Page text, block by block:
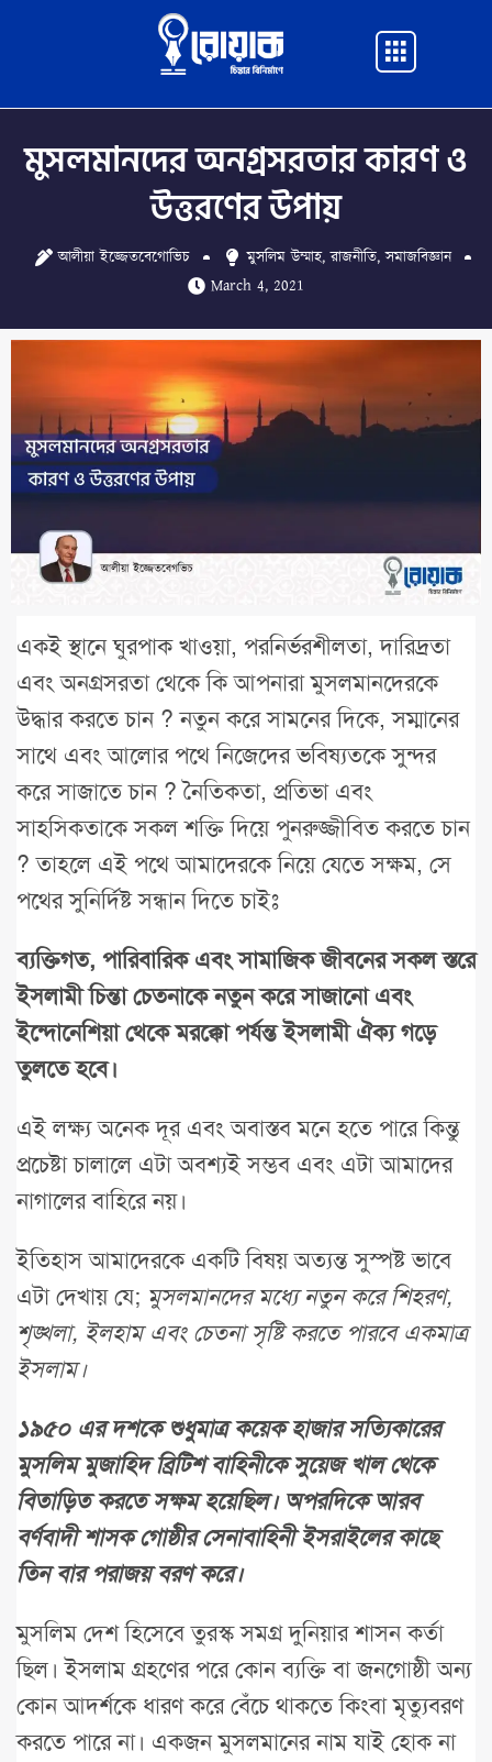
Main
মুসলমানদের অনগ্রসরতার কারণ ও
উত্তরণের উপায়
আলীয়া ইজ্জেতবেগোভিচ মুসলিম উম্মাহ,রাজনীতি,সমাজবিজ্ঞান
March 4, 2021
একই স্থানে ঘুরপাক খাওয়া, পরনির্ভরশীলতা, দারিদ্রতা
এবং অনগ্রসরতা থেকে কি আপনারা মুসলমানদেরকে
উদ্ধার করতে চান ? নতুন করে সামনের দিকে, সম্মানের
সাথে এবং আলোর পথে নিজেদের ভবিষ্যতকে সুন্দর
করে সাজাতে চান ? নৈতিকতা, প্রতিভা এবং
সাহসিকতাকে সকল শক্তি দিয়ে পুনরুজ্জীবিত করতে চান
? তাহলে এই পথে আমাদেরকে নিয়ে যেতে সক্ষম, সে
পথের সুনির্দিষ্ট সন্ধান দিতে চাইঃ
ব্যক্তিগত, পারিবারিক এবং সামাজিক জীবনের সকল স্তরে
ইসলামী চিন্তা চেতনাকে নতুন করে সাজানো এবং
ইন্দোনেশিয়া থেকে মরক্কো পর্যন্ত ইসলামী ঐক্য গড়ে
তুলতে হবে।
এই লক্ষ্য অনেক দূর এবং অবাস্তব মনে হতে পারে কিন্তু
প্রচেষ্টা চালালে এটা অবশ্যই সম্ভব এবং এটা আমাদের
নাগালের বাহিরে নয়।
ইতিহাস আমাদেরকে একটি বিষয় অত্যন্ত সুস্পষ্ট ভাবে
এটা দেখায় যে; মুসলমানদের মধ্যে নতুন করে শিহরণ,
শৃঙ্খলা, ইলহাম এবং চেতনা সৃষ্টি করতে পারবে একমাত্র
ইসলাম।
১৯৫০ এর দশকে শুধুমাত্র কয়েক হাজার সত্যিকারের
মুসলিম মুজাহিদ ব্রিটিশ বাহিনীকে সুয়েজ খাল থেকে
বিতাড়িত করতে সক্ষম হয়েছিল। অপরদিকে আরব
বর্ণবাদী শাসক গোষ্ঠীর সেনাবাহিনী ইসরাইলের কাছে
তিন বার পরাজয় বরণ করে।
মুসলিম দেশ হিসেবে তুরস্ক সমগ্র দুনিয়ার শাসন কর্তা
ছিল। ইসলাম গ্রহণের পরে কোন ব্যক্তি বা জনগোষ্ঠী অন্য
কোন আদর্শকে ধারণ করে বেঁচে থাকতে কিংবা মৃত্যুবরণ
করতে পারে না। একজন মুসলমানের নাম যাই হোক না